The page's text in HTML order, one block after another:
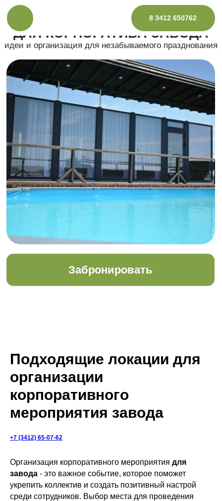
8 3412 650762
ИДЕАЛЬНОЕ МЕСТО
ДЛЯ КОРПОРАТИВА ЗАВОДА
Забронировать
идеи и организация для незабываемого празднования
Подходящие локации для
организации
корпоративного
мероприятия завода
+7 (3412) 65-07-62
Организация корпоративного мероприятия для
завода - это важное событие, которое поможет
укрепить коллектив и создать позитивный настрой
среди сотрудников. Выбор места для проведения